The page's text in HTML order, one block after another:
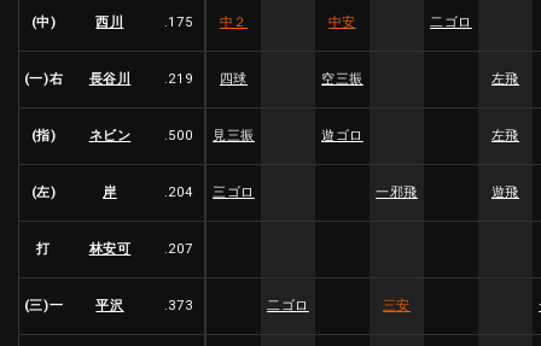
(中) 西川 .175 中２ 中安 二ゴロ
(一)右 長谷川 .219 四球 空三振 左飛
(指) ネビン .500 見三振 遊ゴロ 左飛
(左) 岸 .204 三ゴロ 一邪飛 遊飛
打 林安可 .207
(三)一 平沢 .373 二ゴロ 三安